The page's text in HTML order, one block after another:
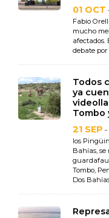
01 OCT
Fabio
mucho
afectados.
debate
Todos
ya
Tombo
21 SEP -
los
Bahías,
Tombo,
Dos